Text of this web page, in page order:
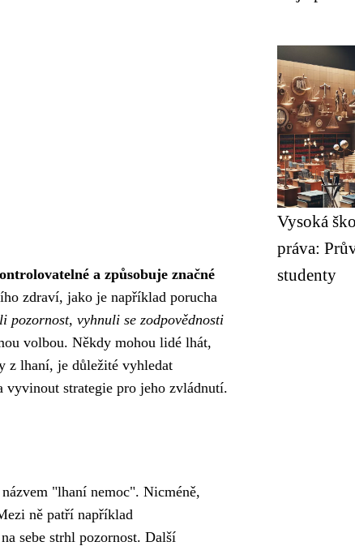
a způsobuje značné
zdraví, jako je například porucha
pozornost, vyhnuli se zodpovědnosti
volbou. Někdy mohou lidé lhát,
z lhaní, je důležité vyhledat
vyvinout strategie pro jeho zvládnutí.
"lhaní nemoc". Nicméně,
ně patří například
sebe strhl pozornost. Další
Vysoká
práva:
studenty